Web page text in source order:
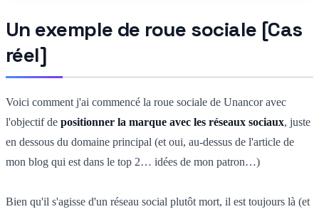
Un exemple de roue sociale [Cas
réel]
Voici comment j'ai commencé la roue sociale de Unancor avec
l'objectif de positionner la marque avec les réseaux sociaux, juste
en dessous du domaine principal (et oui, au-dessus de l'article de
mon blog qui est dans le top 2… idées de mon patron…)
Bien qu'il s'agisse d'un réseau social plutôt mort, il est toujours là (et